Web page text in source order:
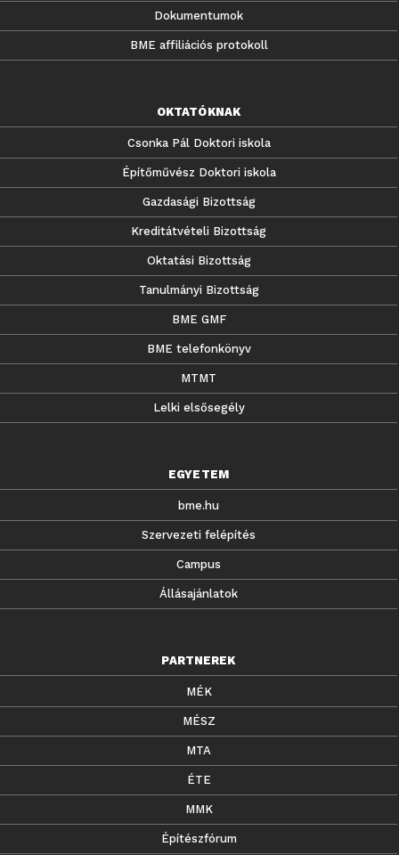
Dokumentumok
BME affiliációs protokoll
OKTATÓKNAK
Csonka Pál Doktori iskola
Építőművész Doktori iskola
Gazdasági Bizottság
Kreditátvételi Bizottság
Oktatási Bizottság
Tanulmányi Bizottság
BME GMF
BME telefonkönyv
MTMT
Lelki elsősegély
EGYETEM
bme.hu
Szervezeti felépítés
Campus
Állásajánlatok
PARTNEREK
MÉK
MÉSZ
MTA
ÉTE
MMK
Építészfórum